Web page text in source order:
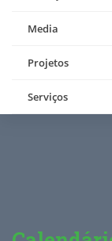
Media
Projetos
Serviços